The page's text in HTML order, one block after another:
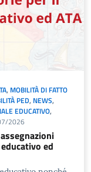
, MOBILITÀ DI FATTO
PED, NEWS,
EDUCATIVO,
2026
ed